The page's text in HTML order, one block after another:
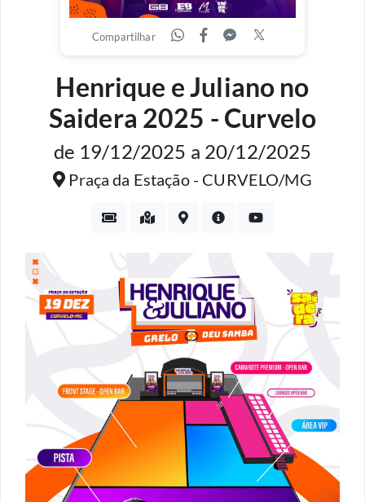
Compartilhar
Henrique e Juliano no
Saidera 2025 - Curvelo
de 19/12/2025 a 20/12/2025
Praça da Estação - CURVELO/MG